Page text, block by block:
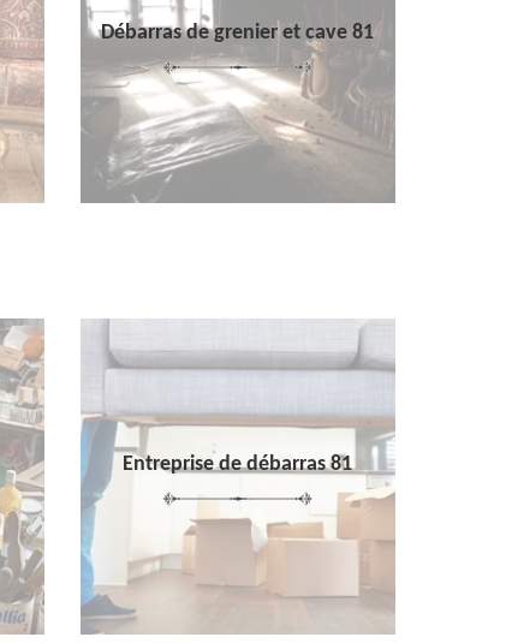
Débarras de grenier et cave 81
Entreprise de débarras 81